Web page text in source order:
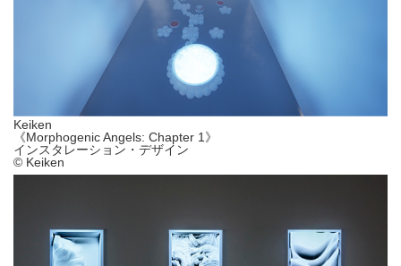
Keiken
《Morphogenic Angels: Chapter 1》
インスタレーション・デザイン
© Keiken